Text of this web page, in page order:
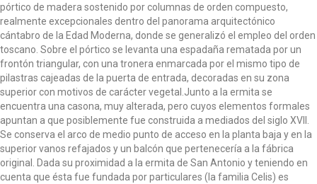
pórtico de madera sostenido por columnas de orden compuesto,
realmente excepcionales dentro del panorama arquitectónico
cántabro de la Edad Moderna, donde se generalizó el empleo del orden
toscano. Sobre el pórtico se levanta una espadaña rematada por un
frontón triangular, con una tronera enmarcada por el mismo tipo de
pilastras cajeadas de la puerta de entrada, decoradas en su zona
superior con motivos de carácter vegetal.Junto a la ermita se
encuentra una casona, muy alterada, pero cuyos elementos formales
apuntan a que posiblemente fue construida a mediados del siglo XVII.
Se conserva el arco de medio punto de acceso en la planta baja y en la
superior vanos refajados y un balcón que pertenecería a la fábrica
original. Dada su proximidad a la ermita de San Antonio y teniendo en
cuenta que ésta fue fundada por particulares (la familia Celis) es